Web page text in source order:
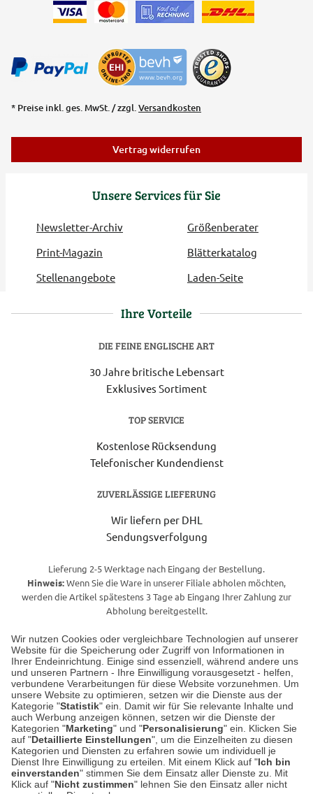
Wir nutzen Cookies oder vergleichbare Technologien auf unserer
Website für die Speicherung oder Zugriff von Informationen in
Ihrer Endeinrichtung. Einige sind essenziell, während andere uns
und unseren Partnern - Ihre Einwilligung vorausgesetzt - helfen,
verbundene Verarbeitungen für diese Website vorzunehmen. Um
unsere Website zu optimieren, setzen wir die Dienste aus der
Kategorie "Statistik" ein. Damit wir für Sie relevante Inhalte und
auch Werbung anzeigen können, setzen wir die Dienste der
Kategorien "Marketing" und "Personalisierung" ein. Klicken Sie
auf "Detaillierte Einstellungen", um die Einzelheiten zu diesen
Kategorien und Diensten zu erfahren sowie um individuell je
Dienst Ihre Einwilligung zu erteilen. Mit einem Klick auf "Ich bin
einverstanden" stimmen Sie dem Einsatz aller Dienste zu. Mit
Klick auf "Nicht zustimmen" lehnen Sie den Einsatz aller nicht
Unsere Services für Sie
Newsletter-Archiv
Größenberater
Print-Magazin
Blätterkatalog
Stellenangebote
Laden-Seite
* Preise inkl. ges. MwSt. / zzgl.Versandkosten
Vertrag widerrufen
Ihre Vorteile
DIE FEINE ENGLISCHE ART
30 Jahre britische Lebensart
Exklusives Sortiment
TOP SERVICE
Kostenlose Rücksendung
Telefonischer Kundendienst
ZUVERLÄSSIGE LIEFERUNG
Wir liefern per DHL
Sendungsverfolgung
Lieferung 2-5 Werktage nach Eingang der Bestellung.
Hinweis:Wenn Sie die Ware in unserer Filiale abholen möchten,
werden die Artikel spätestens 3 Tage ab Eingang Ihrer Zahlung zur
Abholung bereitgestellt.
Unser Geschäft in Meckenheim
Auf dem Steinbüchel 6
53340 Meckenheim
Montag bis Samstag 9:00 Uhr bis 18:00 Uhr
weitere Information